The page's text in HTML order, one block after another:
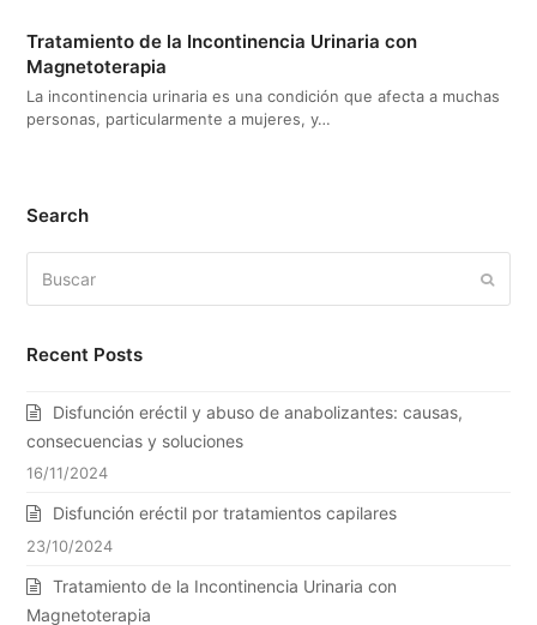
Tratamiento de la Incontinencia Urinaria con
Magnetoterapia
La incontinencia urinaria es una condición que afecta a muchas
personas, particularmente a mujeres, y…
Search
Enviar
Recent Posts
Disfunción eréctil y abuso de anabolizantes: causas,
consecuencias y soluciones
16/11/2024
Disfunción eréctil por tratamientos capilares
23/10/2024
Tratamiento de la Incontinencia Urinaria con
Magnetoterapia